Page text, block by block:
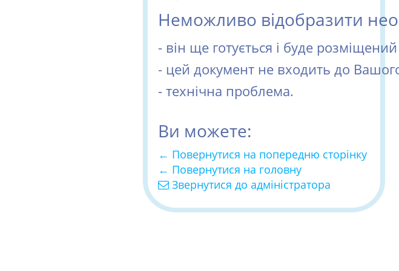
Неможливо відобразити
- він ще готується і буде
- цей документ не входить до
- технічна проблема.
Ви можете:
← Повернутися на попередню сторінку
← Повернутися на головну
Звернутися до адміністратора